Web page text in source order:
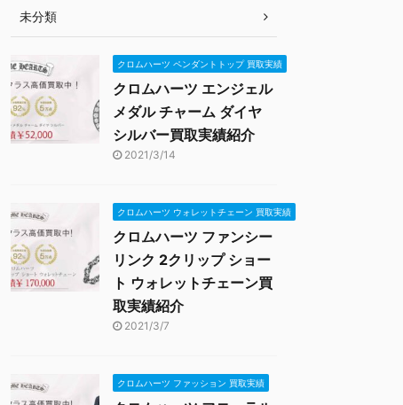
未分類
クロムハーツ ペンダントトップ 買取実績
クロムハーツ エンジェル
メダル チャーム ダイヤ
シルバー買取実績紹介
2021/3/14
クロムハーツ ウォレットチェーン 買取実績
クロムハーツ ファンシー
リンク 2クリップ ショー
ト ウォレットチェーン買
取実績紹介
2021/3/7
クロムハーツ ファッション 買取実績